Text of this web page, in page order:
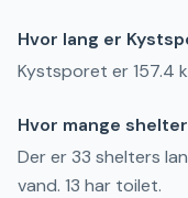
Hvor lang er
Kystsporet er 157.4
Hvor mange
Der er 33 shelters
vand. 13 har toilet.